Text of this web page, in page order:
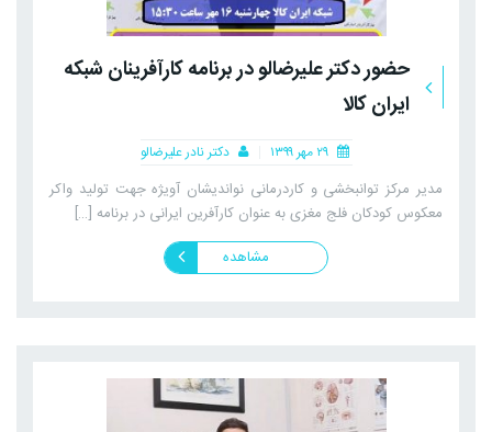
حضور دکتر علیرضالو در برنامه کارآفرینان شبکه
ایران کالا
۲۹ مهر ۱۳۹۹ دکتر نادر علیرضالو
مدیر مرکز توانبخشی و کاردرمانی نواندیشان آویژه جهت تولید واکر
معکوس کودکان فلج مغزی به عنوان کارآفرین ایرانی در برنامه […]
مشاهده